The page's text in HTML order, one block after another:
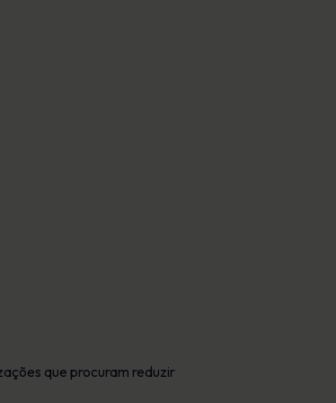
que procuram reduzir